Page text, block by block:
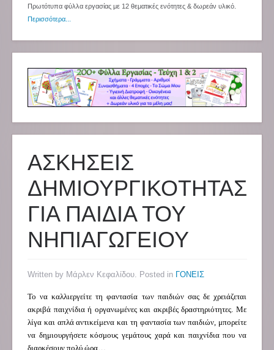
Πρωτότυπα φύλλα εργασίας με 12 θεματικές ενότητες & δωρεάν υλικό.
Περισσότερα...
ΑΣΚΗΣΕΙΣ
ΔΗΜΙΟΥΡΓΙΚΟΤΗΤΑΣ
ΓΙΑ ΠΑΙΔΙΑ ΤΟΥ
ΝΗΠΙΑΓΩΓΕΙΟΥ
Written by Μάρλεν Κεφαλίδου. Posted in ΓΟΝΕΙΣ
Το να καλλιεργείτε τη φαντασία των παιδιών σας δε χρειάζεται
ακριβά παιχνίδια ή οργανωμένες και ακριβές δραστηριότητες. Με
λίγα και απλά αντικείμενα και τη φαντασία των παιδιών, μπορείτε
να δημιουργήσετε κόσμους γεμάτους χαρά και παιχνίδια που να
διαρκέσουν πολύ ώρα…